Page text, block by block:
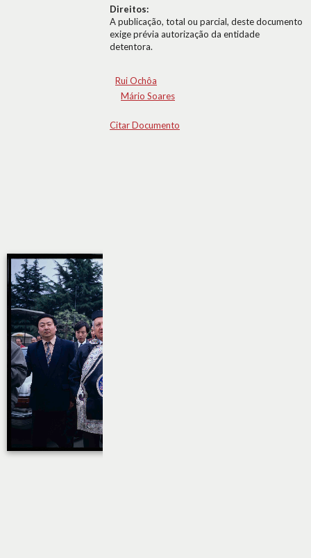
Direitos:
A publicação, total ou parcial, deste documento
exige prévia autorização da entidade
detentora.
Rui Ochôa
Mário Soares
Citar Documento